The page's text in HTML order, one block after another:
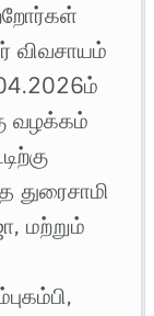
விவசாயம்
வழக்கம்
மற்றும்